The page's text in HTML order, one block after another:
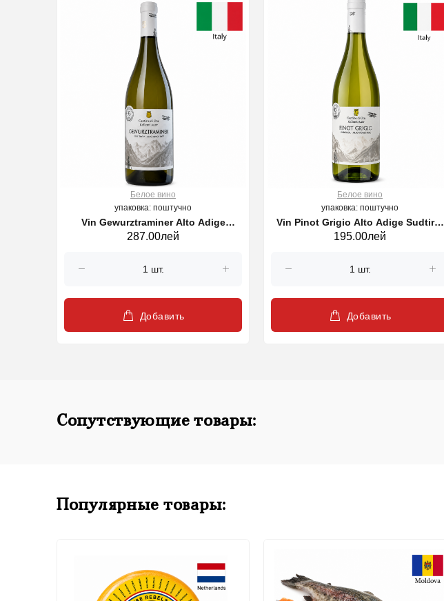
Белое вино
упаковка: поштучно
Vin Gewurztraminer Alto Adige
Sudtirol DOC, alb 750 ml
287.00лей
Добавить
Белое вино
упаковка: поштучно
Vin Pinot Grigio Alto Adige Sudtirol
DOC, alb 750 ml
195.00лей
Добавить
Сопутствующие товары:
Популярные товары: